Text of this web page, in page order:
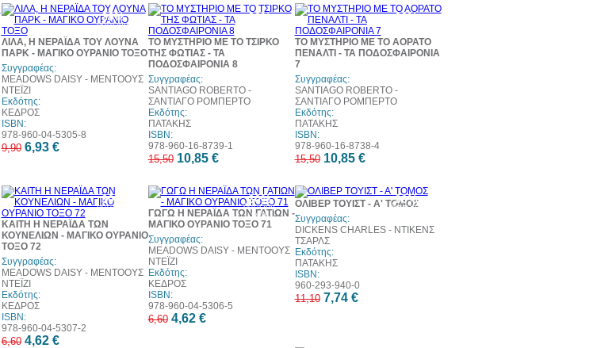
30%
έκπτωση
ΛΙΛΑ, Η ΝΕΡΑΪΔΑ ΤΟΥ ΛΟΥΝΑ
ΠΑΡΚ - ΜΑΓΙΚΟ ΟΥΡΑΝΙΟ ΤΟΞΟ
Συγγραφέας:
MEADOWS DAISY - ΜΕΝΤΟΟΥΣ
ΝΤΕΪΖΙ
Εκδότης:
ΚΕΔΡΟΣ
ISBN:
978-960-04-5305-8
9,90 6,93 €
30%
ΤΟ ΜΥΣΤΗΡΙΟ ΜΕ ΤΟ ΤΣΙΡΚΟ
ΤΗΣ ΦΩΤΙΑΣ - ΤΑ
ΠΟΔΟΣΦΑΙΡΟΝΙΑ 8
Συγγραφέας:
SANTIAGO ROBERTO -
ΣΑΝΤΙΑΓΟ ΡΟΜΠΕΡΤΟ
Εκδότης:
ΠΑΤΑΚΗΣ
ISBN:
978-960-16-8739-1
15,50 10,85 €
30%
ΤΟ ΜΥΣΤΗΡΙΟ ΜΕ ΤΟ ΑΟΡΑΤΟ
ΠΕΝΑΛΤΙ - ΤΑ ΠΟΔΟΣΦΑΙΡΟΝΙΑ
7
Συγγραφέας:
SANTIAGO ROBERTO -
ΣΑΝΤΙΑΓΟ ΡΟΜΠΕΡΤΟ
Εκδότης:
ΠΑΤΑΚΗΣ
ISBN:
978-960-16-8738-4
15,50 10,85 €
30%
έκπτωση
ΚΑΙΤΗ Η ΝΕΡΑΪΔΑ ΤΩΝ
ΚΟΥΝΕΛΙΩΝ - ΜΑΓΙΚΟ ΟΥΡΑΝΙΟ
ΤΟΞΟ 72
Συγγραφέας:
MEADOWS DAISY - ΜΕΝΤΟΟΥΣ
ΝΤΕΪΖΙ
Εκδότης:
ΚΕΔΡΟΣ
ISBN:
978-960-04-5307-2
6,60 4,62 €
30%
έκπτωση
web
ΓΩΓΩ Η ΝΕΡΑΪΔΑ ΤΩΝ ΓΑΤΙΩΝ -
ΜΑΓΙΚΟ ΟΥΡΑΝΙΟ ΤΟΞΟ 71
Συγγραφέας:
MEADOWS DAISY - ΜΕΝΤΟΟΥΣ
ΝΤΕΪΖΙ
Εκδότης:
ΚΕΔΡΟΣ
ISBN:
978-960-04-5306-5
6,60 4,62 €
30%
έκπτωση
ΟΛΙΒΕΡ ΤΟΥΙΣΤ - Α' ΤΟΜΟΣ
Συγγραφέας:
DICKENS CHARLES - ΝΤΙΚΕΝΣ
ΤΣΑΡΛΣ
Εκδότης:
ΠΑΤΑΚΗΣ
ISBN:
960-293-940-0
11,10 7,74 €